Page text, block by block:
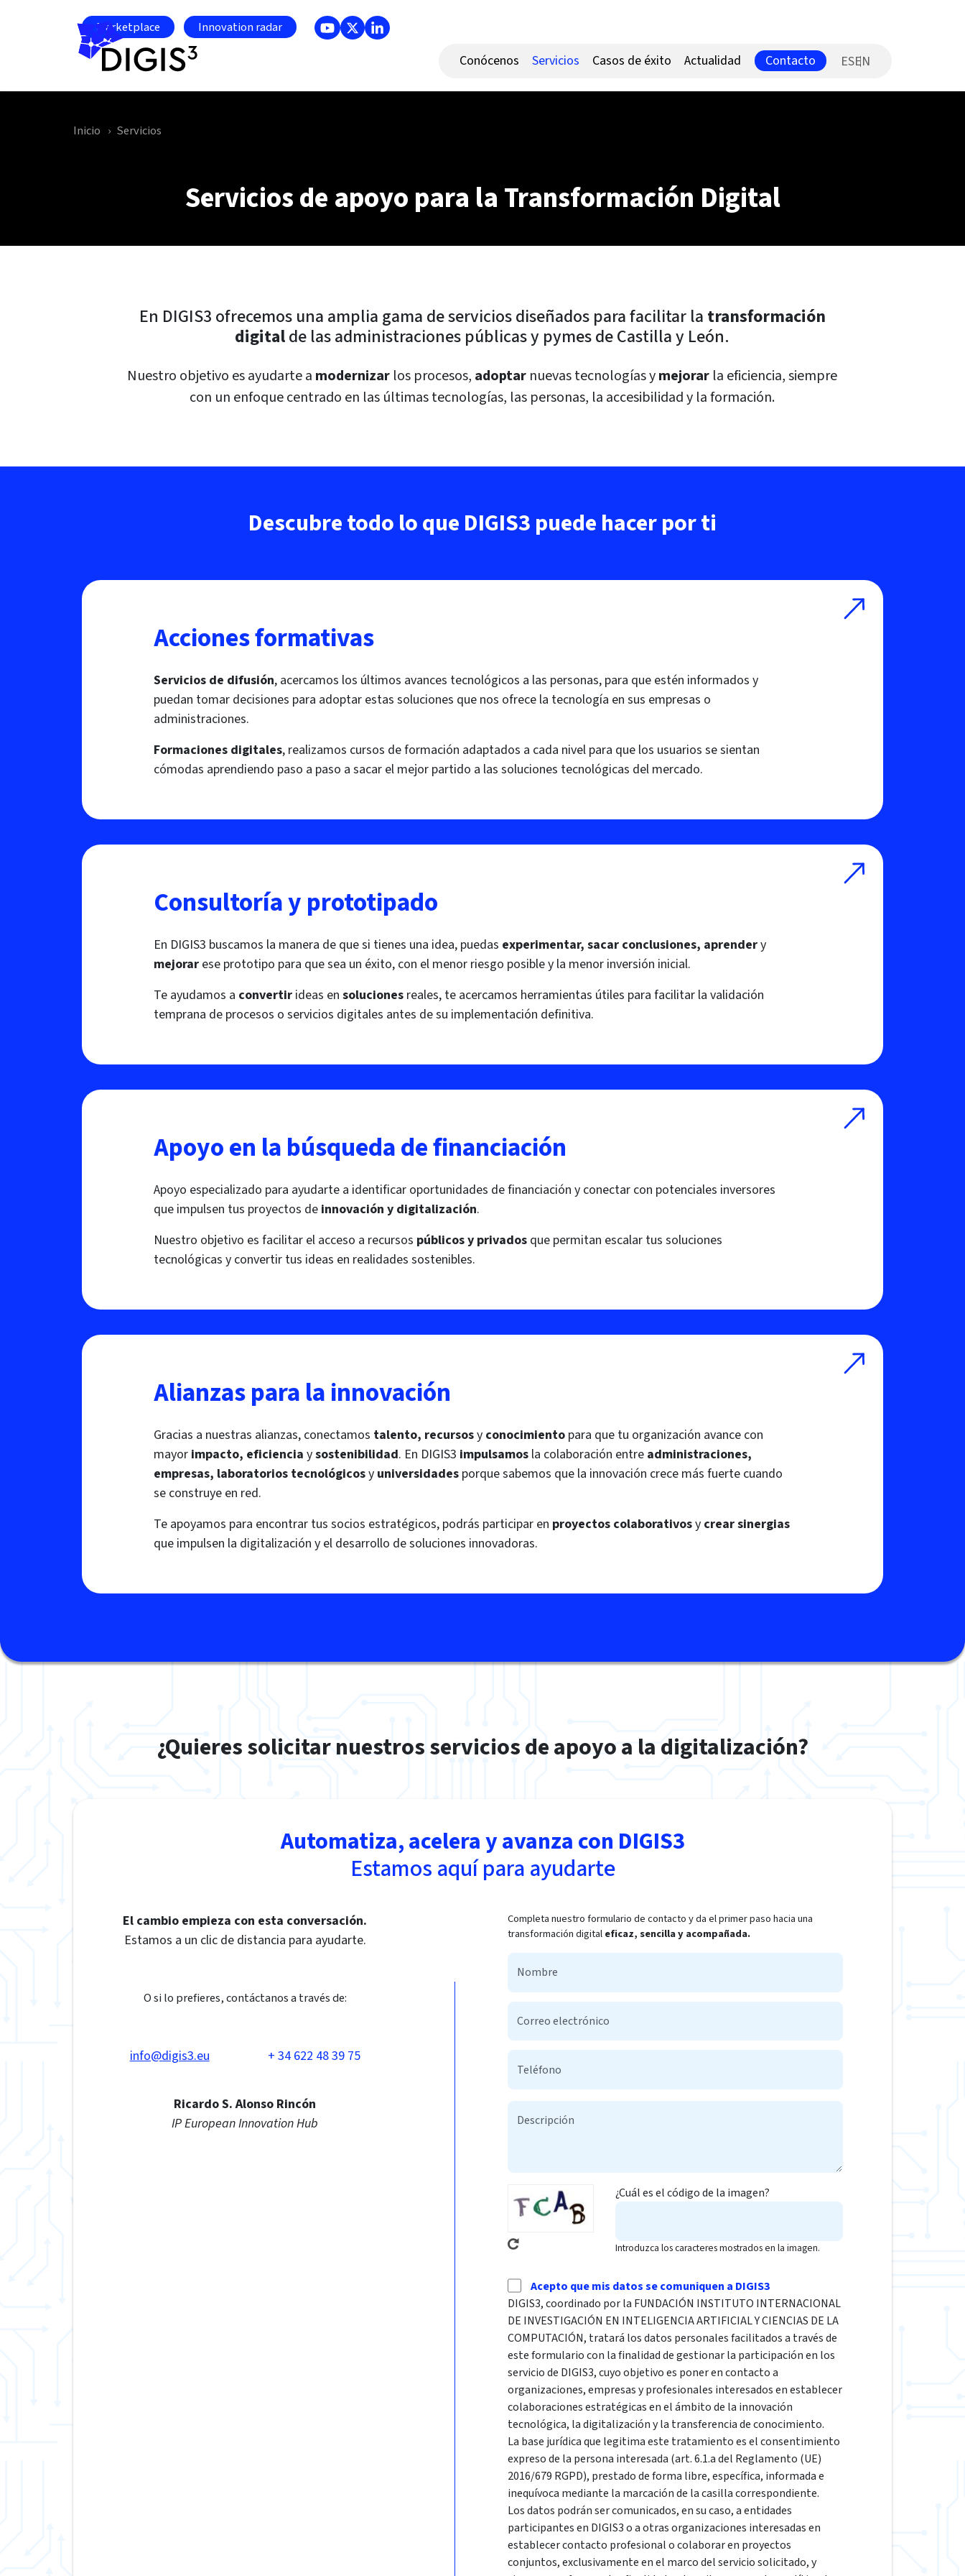
Marketplace Innovation radar
Conócenos Servicios Casos de éxito Actualidad Contacto ES
Inicio Servicios
Servicios de apoyo para la Transformación Digital
En DIGIS3 ofrecemos una amplia gama de servicios diseñados para facilitar la transformación
digitalde las administraciones públicas y pymes de Castilla y León.
Nuestro objetivo es ayudarte a modernizar los procesos, adoptar nuevas tecnologías ymejorar la eficiencia, siempre
con un enfoque centrado en las últimas tecnologías, las personas, la accesibilidad y la formación.
Descubre todo lo que DIGIS3 puede hacer por ti
Acciones formativas
Servicios de difusión, acercamos los últimos avances tecnológicos a las personas, para que estén informados y
puedan tomar decisiones para adoptar estas soluciones que nos ofrece la tecnología en sus empresas o
administraciones.
Formaciones digitales, realizamos cursos de formación adaptados a cada nivel para que los usuarios se sientan
cómodas aprendiendo paso a paso a sacar el mejor partido a las soluciones tecnológicas del mercado.
Consultoría y prototipado
En DIGIS3 buscamos la manera de que si tienes una idea, puedas experimentar, sacar conclusiones, aprendery
mejorar ese prototipo para que sea un éxito, con el menor riesgo posible y la menor inversión inicial.
Te ayudamos a convertir ideas en soluciones reales, te acercamos herramientas útiles para facilitar la validación
temprana de procesos o servicios digitales antes de su implementación definitiva.
Apoyo en la búsqueda de financiación
Apoyo especializado para ayudarte a identificar oportunidades de financiación y conectar con potenciales inversores
que impulsen tus proyectos de innovación y digitalización.
Nuestro objetivo es facilitar el acceso a recursos públicos y privados que permitan escalar tus soluciones
tecnológicas y convertir tus ideas en realidades sostenibles.
Alianzas para la innovación
Gracias a nuestras alianzas, conectamos talento, recursosy conocimiento para que tu organización avance con
mayor impacto, eficiencia ysostenibilidad. En DIGIS3 impulsamos la colaboración entre administraciones,
empresas, laboratorios tecnológicosy universidades porque sabemos que la innovación crece más fuerte cuando
se construye en red.
Te apoyamos para encontrar tus socios estratégicos, podrás participar en proyectos colaborativosy crear sinergias
que impulsen la digitalización y el desarrollo de soluciones innovadoras.
¿Quieres solicitar nuestros servicios de apoyo a la digitalización?
Automatiza, acelera y avanza con DIGIS3
Estamos aquí para ayudarte
El cambio empieza con esta conversación.
Estamos a un clic de distancia para ayudarte.
O si lo prefieres, contáctanos a través de:
info@digis3.eu + 34 622 48 39 75
Ricardo S. Alonso Rincón
IP European Innovation Hub
Completa nuestro formulario de contacto y da el primer paso hacia una
transformación digitaleficaz, sencilla y acompañada.
¿Cuál es el código de la imagen?
Introduzca los caracteres mostrados en la imagen.
Acepto que mis datos se comuniquen a DIGIS3
DIGIS3, coordinado por la FUNDACIÓN INSTITUTO INTERNACIONAL
DE INVESTIGACIÓN EN INTELIGENCIA ARTIFICIAL Y CIENCIAS DE LA
COMPUTACIÓN, tratará los datos personales facilitados a través de
este formulario con la finalidad de gestionar la participación en los
servicio de DIGIS3, cuyo objetivo es poner en contacto a
organizaciones, empresas y profesionales interesados en establecer
colaboraciones estratégicas en el ámbito de la innovación
tecnológica, la digitalización y la transferencia de conocimiento.
La base jurídica que legitima este tratamiento es el consentimiento
expreso de la persona interesada (art. 6.1.a del Reglamento (UE)
2016/679 RGPD), prestado de forma libre, específica, informada e
inequívoca mediante la marcación de la casilla correspondiente.
Los datos podrán ser comunicados, en su caso, a entidades
participantes en DIGIS3 o a otras organizaciones interesadas en
establecer contacto profesional o colaborar en proyectos
conjuntos, exclusivamente en el marco del servicio solicitado, y